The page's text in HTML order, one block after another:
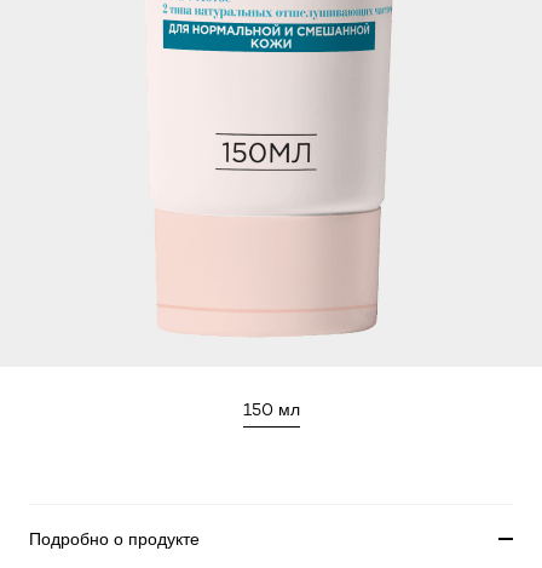
150 мл
Подробно о продукте